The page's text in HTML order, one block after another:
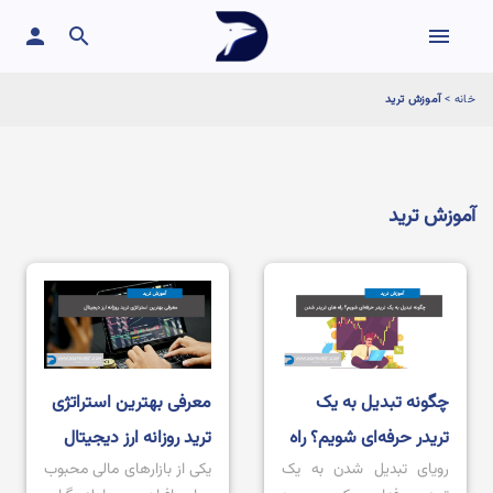
menu
search
person
خانه >آموزش ترید
آموزش ترید
چگونه تبدیل به یک
تریدر حرفه‌ای شویم؟ راه
های تریدر شدن
رویای تبدیل شدن به یک
معرفی بهترین استراتژی
ترید روزانه ارز دیجیتال
یکی از بازارهای مالی محبوب